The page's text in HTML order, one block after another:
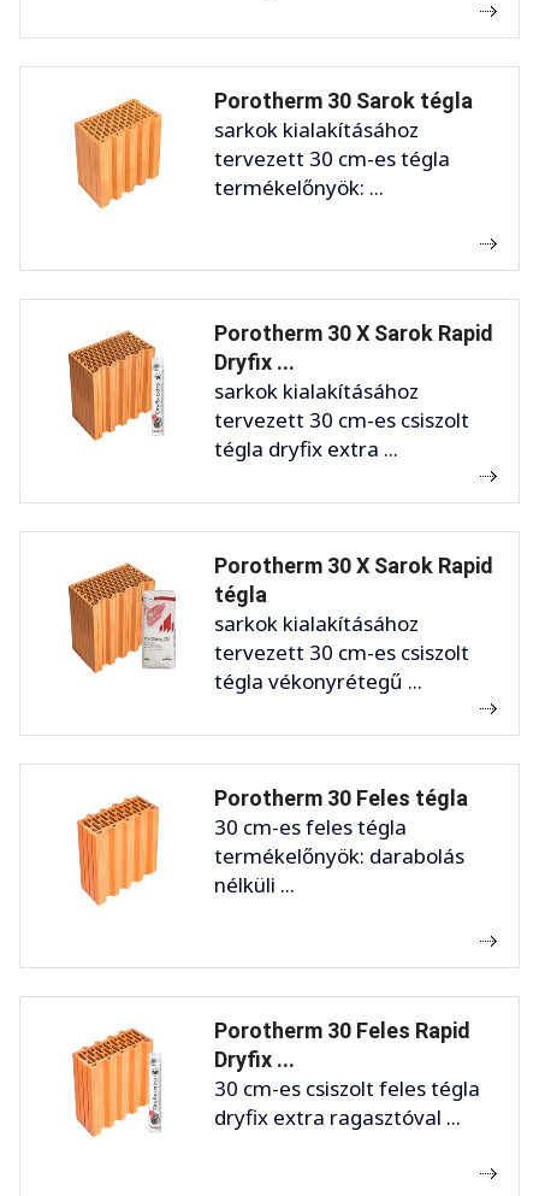
Porotherm 30 Sarok tégla
sarkok kialakításához
tervezett 30 cm-es tégla
termékelőnyök: ...
Porotherm 30 X Sarok Rapid
Dryfix ...
sarkok kialakításához
tervezett 30 cm-es csiszolt
tégla dryfix extra ...
Porotherm 30 X Sarok Rapid
tégla
sarkok kialakításához
tervezett 30 cm-es csiszolt
tégla vékonyrétegű ...
Porotherm 30 Feles tégla
30 cm-es feles tégla
termékelőnyök: darabolás
nélküli ...
Porotherm 30 Feles Rapid
Dryfix ...
30 cm-es csiszolt feles tégla
dryfix extra ragasztóval ...